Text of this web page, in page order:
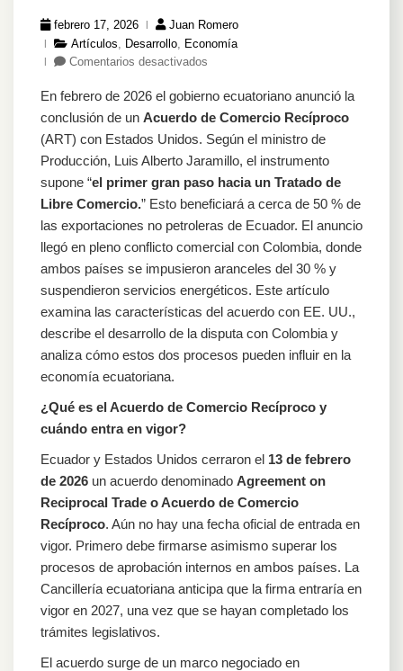
febrero 17, 2026
Juan Romero
Artículos
Desarrollo Economía
Comentarios desactivados
de
Comercio
Recíproco
En febrero de 2026 el gobierno ecuatoriano anunció la
conclusión de un Acuerdo de Comercio Recíproco
(ART) con Estados Unidos. Según el ministro de
Producción, Luis Alberto Jaramillo, el instrumento
supone “el primer gran paso hacia un Tratado de
Libre Comercio.” Esto beneficiará a cerca de 50 % de
las exportaciones no petroleras de Ecuador. El anuncio
llegó en pleno conflicto comercial con Colombia, donde
ambos países se impusieron aranceles del 30 % y
suspendieron servicios energéticos. Este artículo
examina las características del acuerdo con EE. UU.,
describe el desarrollo de la disputa con Colombia y
analiza cómo estos dos procesos pueden influir en la
economía ecuatoriana.
¿Qué es el Acuerdo de Comercio Recíproco y
cuándo entra en vigor?
Ecuador y Estados Unidos cerraron el 13 de febrero
de 2026 un acuerdo denominado Agreement on
Reciprocal Trade o Acuerdo de Comercio
Recíproco. Aún no hay una fecha oficial de entrada en
vigor. Primero debe firmarse asimismo superar los
procesos de aprobación internos en ambos países. La
Cancillería ecuatoriana anticipa que la firma entraría en
vigor en 2027, una vez que se hayan completado los
trámites legislativos.
El acuerdo surge de un marco negociado en